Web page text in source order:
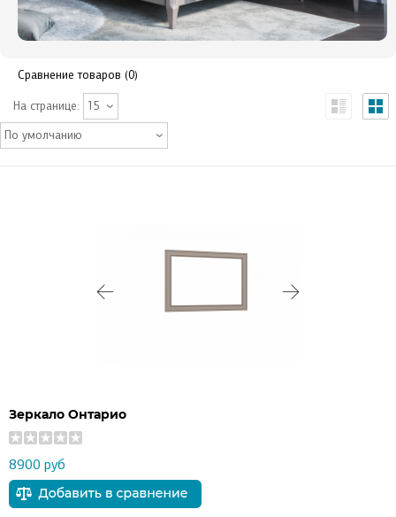
Сравнение товаров (0)
На странице: 15
По умолчанию
Зеркало Онтарио
8900 руб